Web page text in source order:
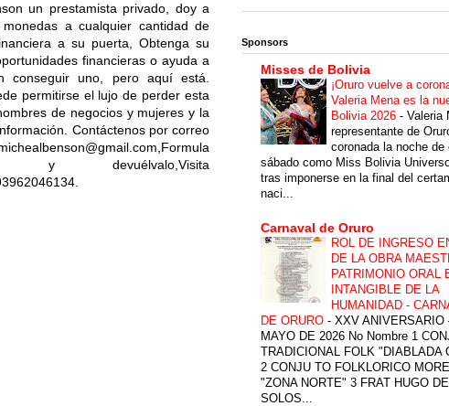
un prestamista privado, doy a
a cualquier cantidad de
a su puerta, Obtenga su
financieras o ayuda a
uno, pero aquí está.
permitirse el lujo de perder esta
de negocios y mujeres y la
Contáctenos por correo
Sponsors
Misses de Bolivia
¡Oruro vuelve a
Valeria Mena es la
Bolivia 2026 - Valeria
representante de
coronada la noche de
sábado como Miss Bolivia
tras imponerse en la final del
naci...
Carnaval de Oruro
ROL DE INGRESO
DE LA OBRA
PATRIMONIO ORAL
INTANGIBLE DE LA
HUMANIDAD -
DE ORURO - XXV ANIVERSARIO
MAYO DE 2026 No Nombre 1
TRADICIONAL FOLK "DIABLADA
2 CONJU TO FOLKLORICO
"ZONA NORTE" 3 FRAT HUGO
SOLOS...